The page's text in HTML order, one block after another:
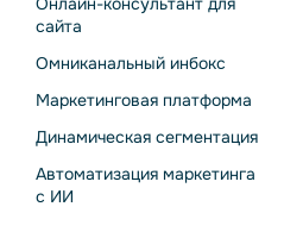
сайта
Омниканальный инбокс
Маркетинговая платформа
Динамическая сегментация
Автоматизация маркетинга
с ИИ